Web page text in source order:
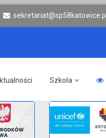
sekretariat@sp58katowice.pl
Szkoła